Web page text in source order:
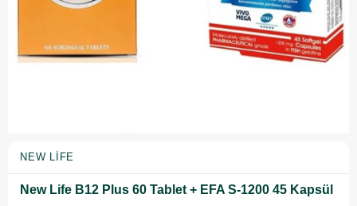
NEW LIFE
New Life B12 Plus 60 Tablet + EFA S-1200 45 Kapsül